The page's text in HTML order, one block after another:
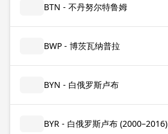
BTN - 不丹努尔特鲁姆
BWP - 博茨瓦纳普拉
BYN - 白俄罗斯卢布
BYR - 白俄罗斯卢布 (2000–2016)